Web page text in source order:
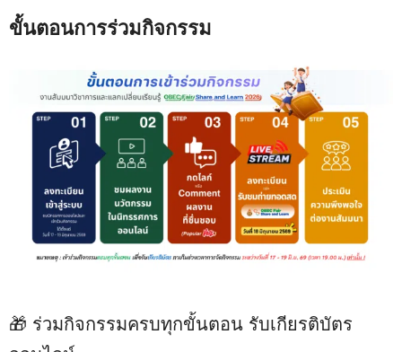
ขั้นตอนการร่วมกิจกรรม
🎁 ร่วมกิจกรรมครบทุกขั้นตอน รับเกียรติบัตร